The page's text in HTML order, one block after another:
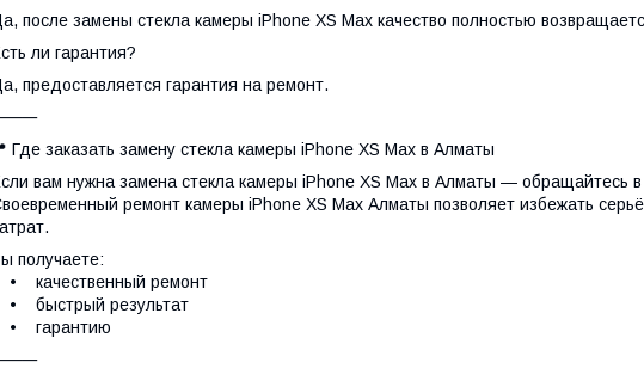
после замены стекла камеры iPhone XS Max качество полностью
ли гарантия?
предоставляется гарантия на ремонт.
Где заказать замену стекла камеры iPhone XS Max в Алматы
вам нужна замена стекла камеры iPhone XS Max в Алматы — обращайтесь
ремонт камеры iPhone XS Max Алматы позволяет избежать
получаете:
• качественный ремонт
• быстрый результат
• гарантию